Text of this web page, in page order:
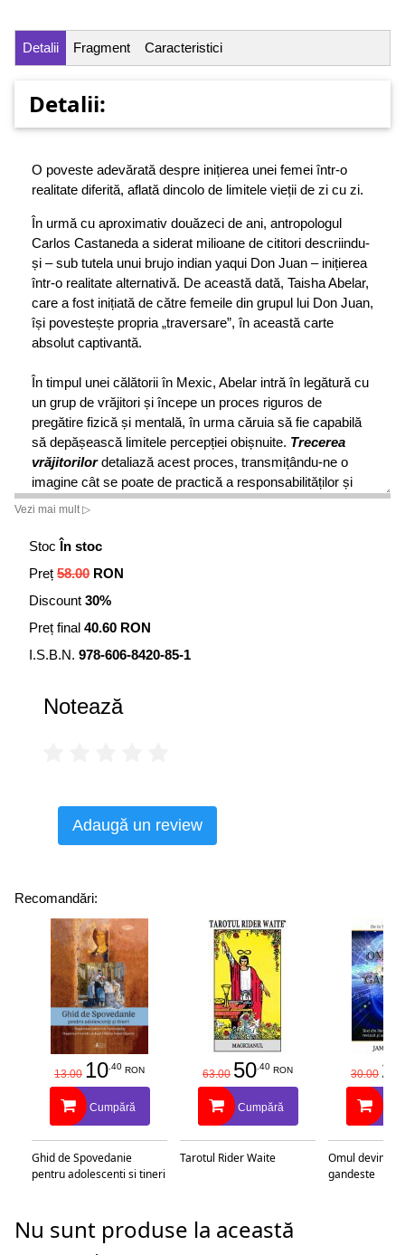
Detalii Fragment Caracteristici
Detalii:
O poveste adevărată despre inițierea unei femei într-o
realitate diferită, aflată dincolo de limitele vieții de zi cu zi.
În urmă cu aproximativ douăzeci de ani, antropologul
Carlos Castaneda a siderat milioane de cititori descriindu-
și – sub tutela unui brujo indian yaqui Don Juan – inițierea
într-o realitate alternativă. De această dată, Taisha Abelar,
care a fost inițiată de către femeile din grupul lui Don Juan,
își povestește propria „traversare”, în această carte
absolut captivantă.
În timpul unei călătorii în Mexic, Abelar intră în legătură cu
un grup de vrăjitori și începe un proces riguros de
pregătire fizică și mentală, în urma căruia să fie capabilă
să depășească limitele percepției obișnuite. Trecerea
vrăjitorilordetaliază acest proces, transmițându-ne o
imagine cât se poate de practică a responsabilităților și
pericolelor cu care se confruntă o vrăjitoare. Relatarea
de „manual de vrăjitorie”, de studiu de antropologie și de
„Fascinant… Lupta autoarei de înfrângere a rezistenței
interioare și strădaniile ei de înțelegere a unor concepte
utilă pentru dezvoltarea personală în sfera spiritualității
Vezi mai mult ▷
Stoc În stoc
Preț 58.00 RON
Discount 30%
Preț final 40.60 RON
I.S.B.N. 978-606-8420-85-1
Notează
Adaugă un review
Recomandări:
13.00 10.40 RON
Cumpără
Ghid de Spovedanie
pentru adolescenti si tineri
63.00 50.40 RON
Cumpără
Tarotul Rider Waite
30.00 25
Omul devine
gandeste
Nu sunt produse la această